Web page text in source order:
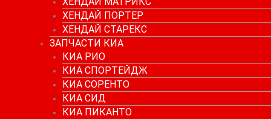
ХЕНДАЙ ПОРТЕР
ХЕНДАЙ СТАРЕКС
ЗАПЧАСТИ КИА
КИА РИО
КИА СПОРТЕЙДЖ
КИА СОРЕНТО
КИА СИД
КИА ПИКАНТО